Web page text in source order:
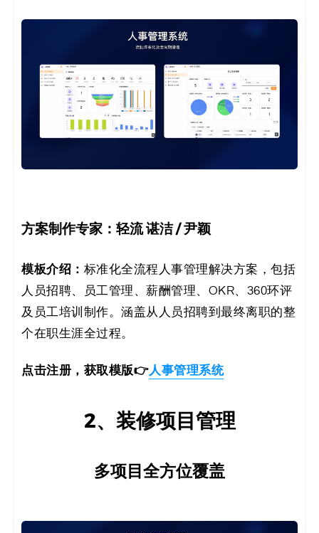
白
书
方案制作专家：轻流谌洁 / 尹颖
模板介绍： 标准化全流程人事管理解决方案，包括
人员招聘、员工管理、薪酬管理、OKR、360环评
及员工培训制作。涵盖从人员招聘到最终离职的整
个在职生涯全过程。
点击注册，获取模版👉人事管理系统
2、装修项目管理
多项目全方位覆盖